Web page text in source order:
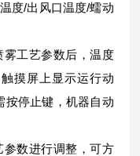
度/出风口温度/蠕动
工艺参数后，温度
摸屏上显示运行动
按停止键，机器自动
数进行调整，可方